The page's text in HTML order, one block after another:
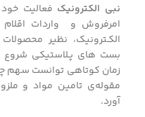
نبی الکترونیک
امرفروش و واردات
الکـترونیک، نظیر
بست ‌های پـلاستیکی
زمان کوتاهی توانست سهم
مقوله‌ی تامین مواد و
آورد.